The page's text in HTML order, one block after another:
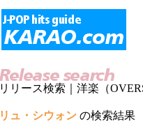
リリース検索｜洋楽（
リュ・シウォン の検索結果